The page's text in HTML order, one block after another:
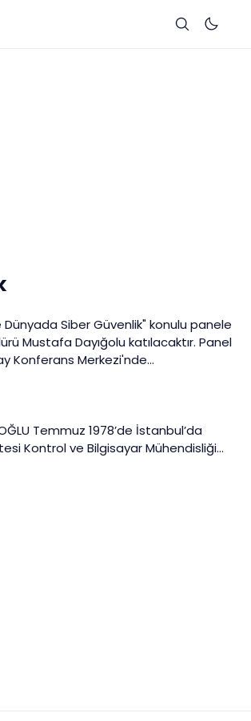
Siber Güvenlik" konulu panele
Mustafa Dayığolu katılacaktır. Panel
Konferans Merkezi'nde
Temmuz 1978’de İstanbul’da
Kontrol ve Bilgisayar Mühendisliği
bölümünde iş hayatına başlamıştır.
geliştirilmesine katkıda bulunmuş,